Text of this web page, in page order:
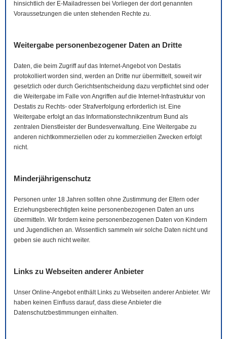
hinsichtlich der E-Mail adressen bei Vorliegen der dort genannten
Voraussetzungen die unten stehenden Rechte zu.
Weitergabe personenbezogener Daten an Dritte
Daten, die beim Zugriff auf das Internet-Angebot von Destatis
protokolliert worden sind, werden an Dritte nur übermittelt, soweit wir
gesetzlich oder durch Gerichtsentscheidung dazu verpflichtet sind oder
die Weitergabe im Falle von Angriffen auf die Internet-Infrastruktur von
Destatis zu Rechts- oder Strafverfolgung erforderlich ist. Eine
Weitergabe erfolgt an das Informationstechnikzentrum Bund als
zentralen Dienstleister der Bundesverwaltung. Eine Weitergabe zu
anderen nichtkommerziellen oder zu kommerziellen Zwecken erfolgt
nicht.
Minderjährigenschutz
Personen unter 18 Jahren sollten ohne Zustimmung der Eltern oder
Erziehungsberechtigten keine personenbezogenen Daten an uns
übermitteln. Wir fordern keine personenbezogenen Daten von Kindern
und Jugendlichen an. Wissentlich sammeln wir solche Daten nicht und
geben sie auch nicht weiter.
Links zu Webseiten anderer Anbieter
Unser Online-Angebot enthält Links zu Webseiten anderer Anbieter. Wir
haben keinen Einfluss darauf, dass diese Anbieter die
Datenschutzbestimmungen einhalten.